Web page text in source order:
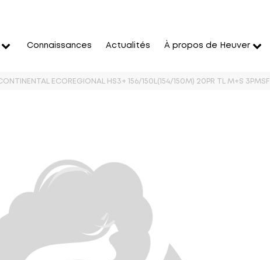
Connaissances Actualités À propos de Heuver
ECOREGIONAL HS3+ 156/150L(154/150M) 20PR TL M+S 3PMSF